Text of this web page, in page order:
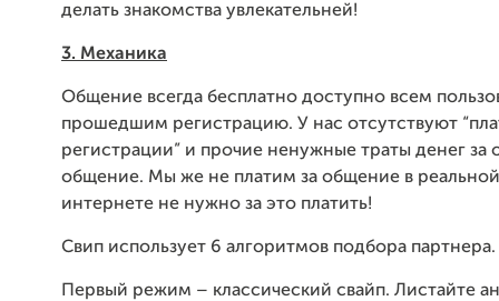
делать знакомства увлекательней!
3. Механика
Общение всегда бесплатно доступно всем
прошедшим регистрацию. У нас отсутствуют
регистрации” и прочие ненужные траты денег за
общение. Мы же не платим за общение в
интернете не нужно за это платить!
Свип использует 6 алгоритмов подбора партнера.
Первый режим – классический свайп. Листайте